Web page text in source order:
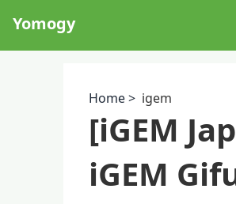
Yomogy
Home > igem
[iGEM
iGEM